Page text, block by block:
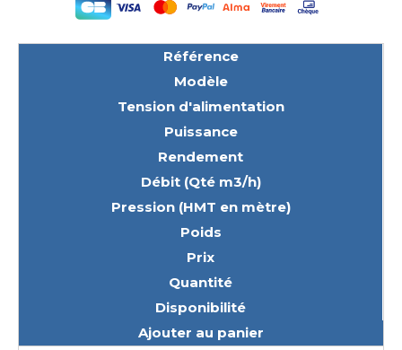
Référence
Modèle
Tension d'alimentation
Puissance
Rendement
Débit (Qté m3/h)
Pression (HMT en mètre)
Poids
Prix
Quantité
Disponibilité
Ajouter au panier